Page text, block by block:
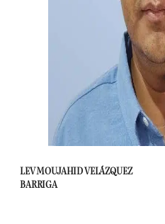
LEV MOUJAHID VELÁZQUEZ
BARRIGA